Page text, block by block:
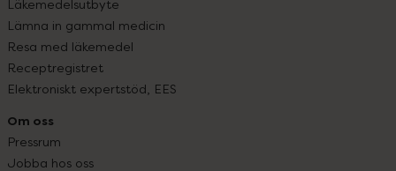
Läkemedelsutbyte
Lämna in gammal medicin
Resa med läkemedel
Receptregistret
Elektroniskt expertstöd, EES
Om oss
Pressrum
Jobba hos oss